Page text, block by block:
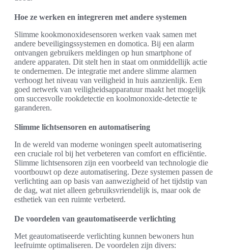
Hoe ze werken en integreren met andere systemen
Slimme kookmonoxidesensoren werken vaak samen met
andere beveiligingssystemen en domotica. Bij een alarm
ontvangen gebruikers meldingen op hun smartphone of
andere apparaten. Dit stelt hen in staat om onmiddellijk actie
te ondernemen. De integratie met andere slimme alarmen
verhoogt het niveau van veiligheid in huis aanzienlijk. Een
goed netwerk van veiligheidsapparatuur maakt het mogelijk
om succesvolle rookdetectie en koolmonoxide-detectie te
garanderen.
Slimme lichtsensoren en automatisering
In de wereld van moderne woningen speelt automatisering
een cruciale rol bij het verbeteren van comfort en efficiëntie.
Slimme lichtsensoren zijn een voorbeeld van technologie die
voortbouwt op deze automatisering. Deze systemen passen de
verlichting aan op basis van aanwezigheid of het tijdstip van
de dag, wat niet alleen gebruiksvriendelijk is, maar ook de
esthetiek van een ruimte verbeterd.
De voordelen van geautomatiseerde verlichting
Met geautomatiseerde verlichting kunnen bewoners hun
leefruimte optimaliseren. De voordelen zijn divers: